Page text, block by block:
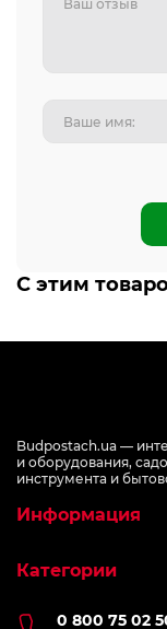
С этим
Budpostach.ua —
и оборудования,
инструмента и
0 800 75 02
Информация
Категории